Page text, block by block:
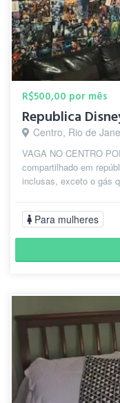
R$500,00 por mês
Republica
Centro, Rio de
VAGA NO CENTRO
compartilhado em
inclusas, exceto o gás
Para mulheres